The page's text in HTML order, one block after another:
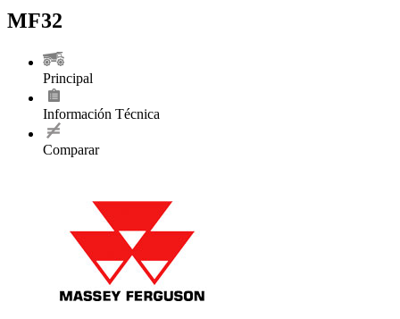
MF32
Principal
Información Técnica
Comparar